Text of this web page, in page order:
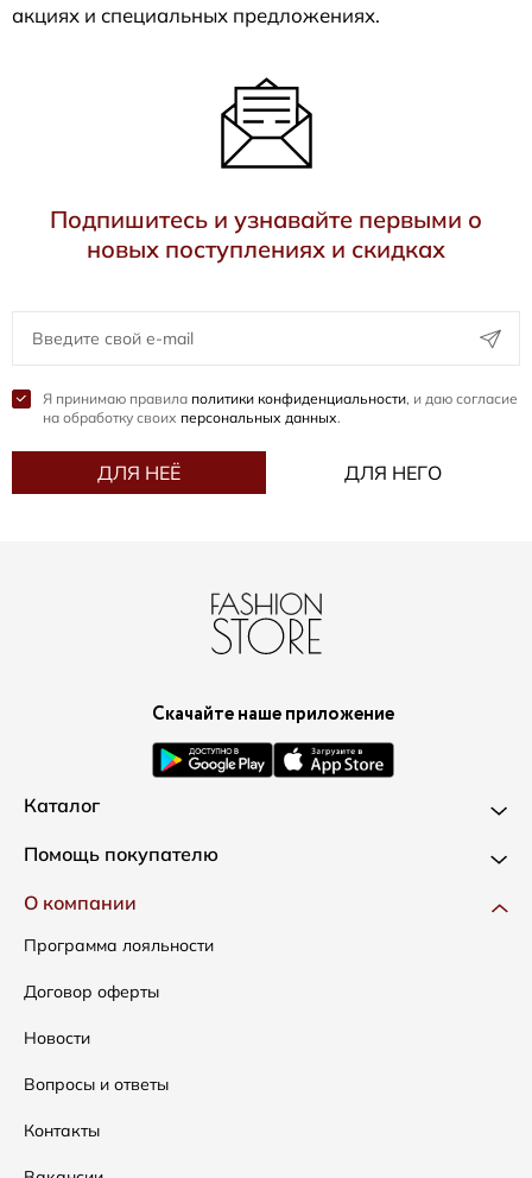
акциях и специальных предложениях.
Подпишитесь и узнавайте первыми о
новых поступлениях и скидках
Я принимаю правила политики конфиденциальности, и даю согласие
на обработку своих персональных данных.
ДЛЯ НЕЁ ДЛЯ НЕГО
Скачайте наше приложение
Каталог
Новинки
Одежда
Сумки
Аксессуары
Распродажа
Подарочные сертификаты
Помощь покупателю
Доставка и оплата
Как оформить заказ
Условия возвратов
Таблица размеров
Уход за одеждой
О компании
Программа лояльности
Договор оферты
Новости
Вопросы и ответы
Контакты